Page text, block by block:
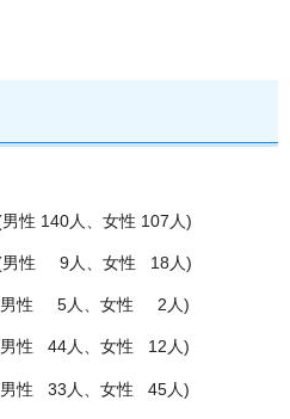
140人、女性 107人)
男性 9人、女性 18人)
5人、女性 2人)
44人、女性 12人)
人、女性 45人)